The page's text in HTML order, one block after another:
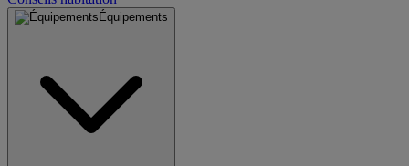
Équipements